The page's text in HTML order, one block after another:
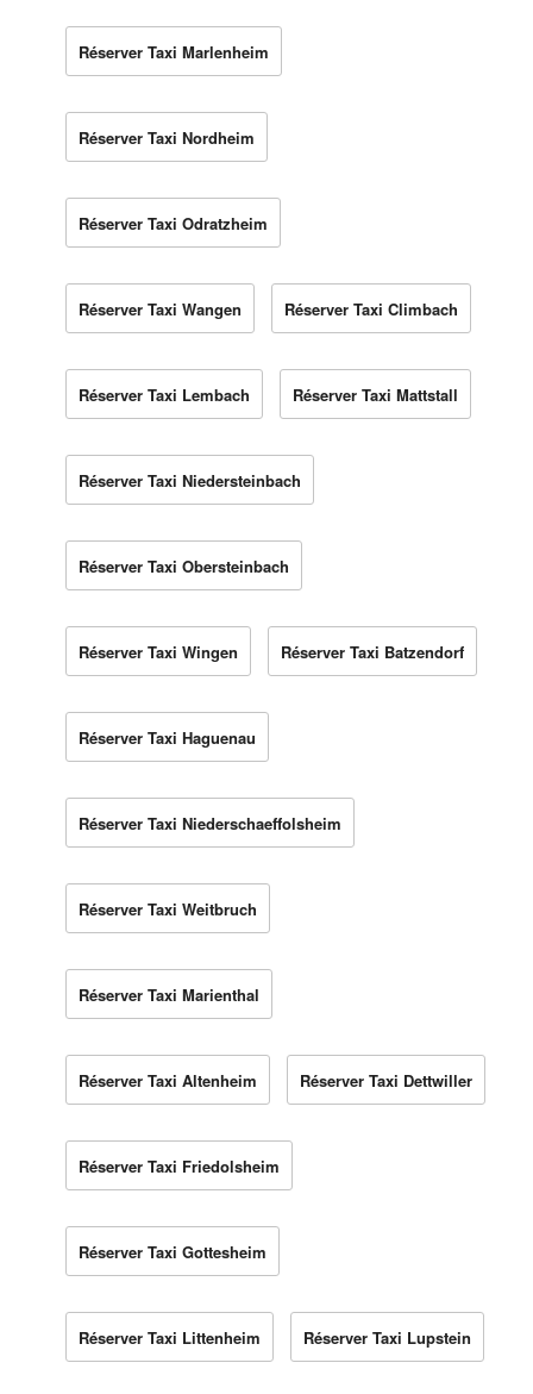
Réserver Taxi Marlenheim
Réserver Taxi Nordheim
Réserver Taxi Odratzheim
Réserver Taxi Wangen Réserver Taxi Climbach
Réserver Taxi Lembach Réserver Taxi Mattstall
Réserver Taxi Niedersteinbach
Réserver Taxi Obersteinbach
Réserver Taxi Wingen Réserver Taxi Batzendorf
Réserver Taxi Haguenau
Réserver Taxi Niederschaeffolsheim
Réserver Taxi Weitbruch
Réserver Taxi Marienthal
Réserver Taxi Altenheim Réserver Taxi Dettwiller
Réserver Taxi Friedolsheim
Réserver Taxi Gottesheim
Réserver Taxi Littenheim Réserver Taxi Lupstein